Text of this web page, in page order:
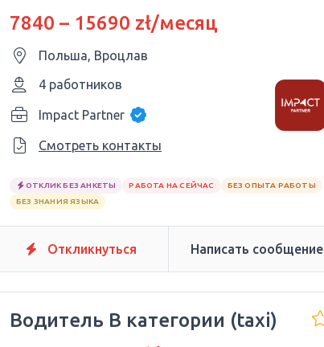
7840 – 15690 zł/месяц
Польша, Вроцлав
4 работников
Impact Partner
Смотреть контакты
ОТКЛИК БЕЗ АНКЕТЫ РАБОТА НА СЕЙЧАС
БЕЗ ОПЫТА РАБОТЫ
БЕЗ ЗНАНИЯ ЯЗЫКА
Откликнуться Написать сообщение
Водитель В категории (taxi)